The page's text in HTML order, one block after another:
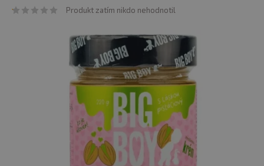
Produkt zatím nikdo nehodnotil